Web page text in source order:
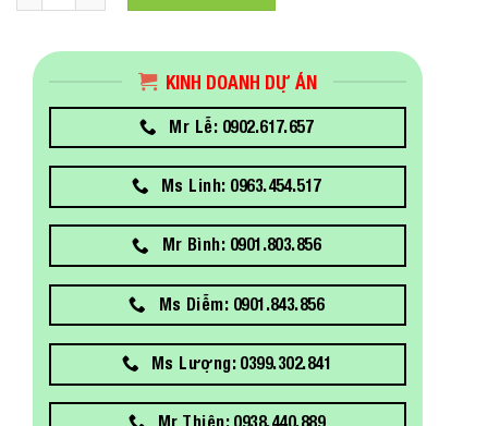
KINH DOANH DỰ ÁN
Mr Lễ: 0902.617.657
Ms Linh: 0963.454.517
Mr Bình: 0901.803.856
Ms Diễm: 0901.843.856
Ms Lượng: 0399.302.841
Mr Thiện: 0938.440.889